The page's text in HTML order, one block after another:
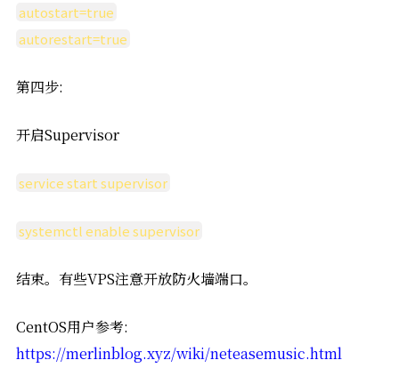
autostart=true
autorestart=true
第四步:
开启Supervisor
service start supervisor
systemctl enable supervisor
结束。有些VPS注意开放防火墙端口。
CentOS用户参考:
https://merlinblog.xyz/wiki/neteasemusic.html